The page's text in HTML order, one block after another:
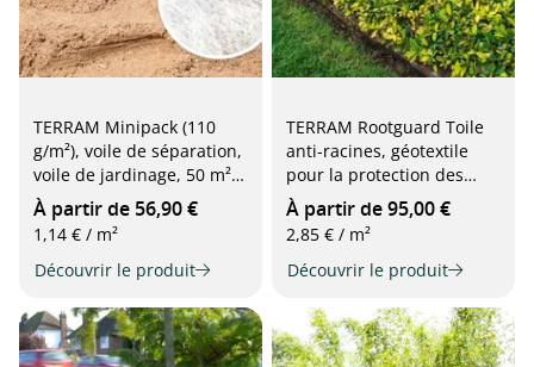
TERRAM Minipack (110
g/m²), voile de séparation,
voile de jardinage, 50 m²
dans un sac pratique (4,5
x 11,12 m), blanc
À partir de 56,90 €
1,14 € / m²
Découvrir le produit
TERRAM Rootguard Toile
anti-racines, géotextile
pour la protection des
racines, 260 g/m
À partir de 95,00 €
2,85 € / m²
Découvrir le produit